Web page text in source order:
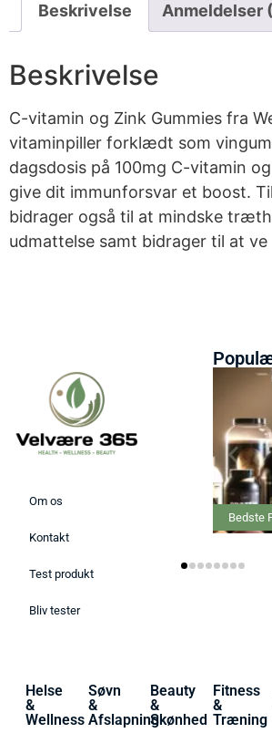
Beskrivelse Anmeldelser
Beskrivelse
C-vitamin og Zink Gummies fra
vitaminpiller forklædt som
dagsdosis på 100mg C-vitamin
give dit immunforsvar et boost.
bidrager også til at mindske
udmattelse samt bidrager til at ve
Om os
Kontakt
Test produkt
Bliv tester
Bedste
Helse
&
Wellness
Søvn
&
Afslapning
Beauty
&
Skønhed
Fitness
&
Træning